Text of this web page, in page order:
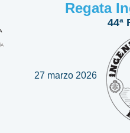
Regata
44ª
27 marzo 2026